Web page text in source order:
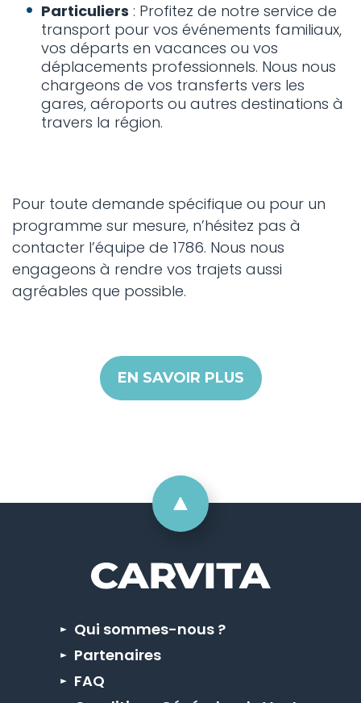
Particuliers : Profitez de notre service de
transport pour vos événements familiaux,
vos départs en vacances ou vos
déplacements professionnels. Nous nous
chargeons de vos transferts vers les
gares, aéroports ou autres destinations à
travers la région.
Pour toute demande spécifique ou pour un
programme sur mesure, n’hésitez pas à
contacter l’équipe de 1786. Nous nous
engageons à rendre vos trajets aussi
agréables que possible.
EN SAVOIR PLUS
Qui sommes-nous ?
Partenaires
FAQ